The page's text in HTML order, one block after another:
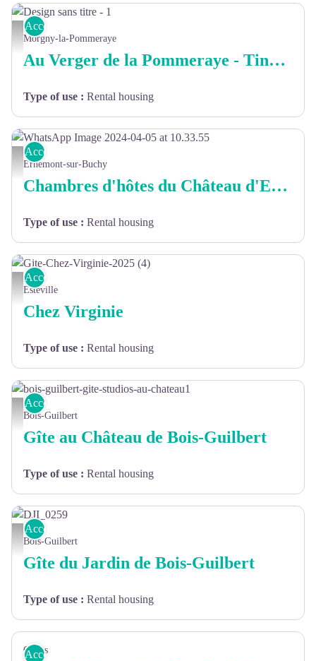
Design sans titre - 1 - Louis Girard 2024
Accommodation
Morgny-la-Pommeraye
Au Verger de la Pommeraye - Tiny House
Type of use : Rental housing
WhatsApp Image 2024-04-05 at 10.33.55
Accommodation
Ernemont-sur-Buchy
Chambres d'hôtes du Château d'Ernemont-sur-Buchy
Type of use : Rental housing
Gite-Chez-Virginie-2025 (4)
Accommodation
Esteville
Chez Virginie
Type of use : Rental housing
bois-guilbert-gite-studios-au-chateau1 - ©JMdePAS
Accommodation
Bois-Guilbert
Gîte au Château de Bois-Guilbert
Type of use : Rental housing
DJI_0259
Accommodation
Bois-Guilbert
Gîte du Jardin de Bois-Guilbert
Type of use : Rental housing
Accommodation
Clères